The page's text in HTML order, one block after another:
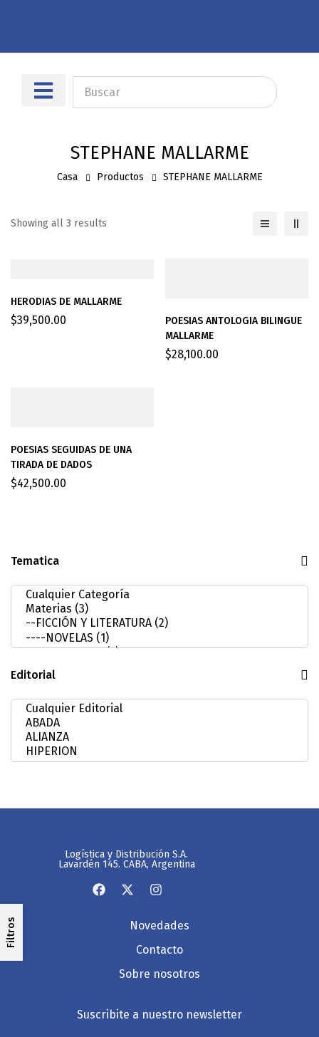
STEPHANE MALLARME
Casa Productos STEPHANE MALLARME
Tematica
Editorial
Filtros
Showing all 3 results
HERODIAS DE MALLARME
$39,500.00
POESIAS ANTOLOGIA BILINGUE
MALLARME
$28,100.00
POESIAS SEGUIDAS DE UNA
TIRADA DE DADOS
$42,500.00
Logística y Distribución S.A.
Lavardén 145. CABA, Argentina
Novedades
Contacto
Sobre nosotros
Suscribite a nuestro newsletter